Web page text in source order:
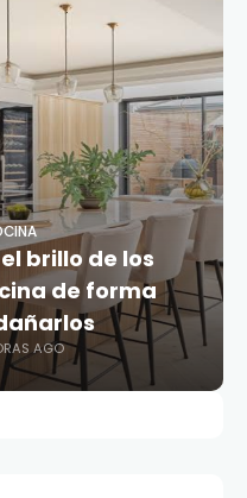
brillo de los
de forma
AGO